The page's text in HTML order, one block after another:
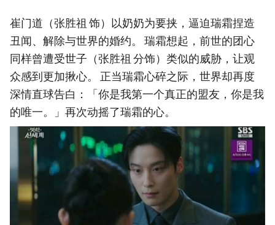
崔门道（张胜祖 饰）以奶奶为要挟，逼迫瑞霜捏造
丑闻、解除与世界的婚约。 瑞霜想起，前世的团心
同样曾遭受世子（张胜祖 分饰）类似的威胁，让观
众感到更加揪心。 正当瑞霜心碎之际，世界却再度
深情直球告白：「你是我第一个真正的盟友，你是我
的唯一。」再次动摇了瑞霜的心。